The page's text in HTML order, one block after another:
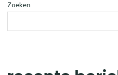
Zoeken